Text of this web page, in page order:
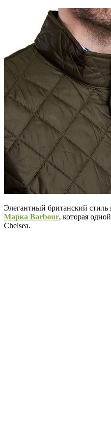
Элегантный британский стиль
Марка Barbour, которая
Chelsea.